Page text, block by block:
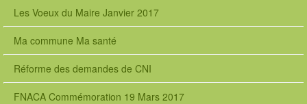
Les Voeux du Maire Janvier 2017
Ma commune Ma santé
Réforme des demandes de CNI
FNACA Commémoration 19 Mars 2017